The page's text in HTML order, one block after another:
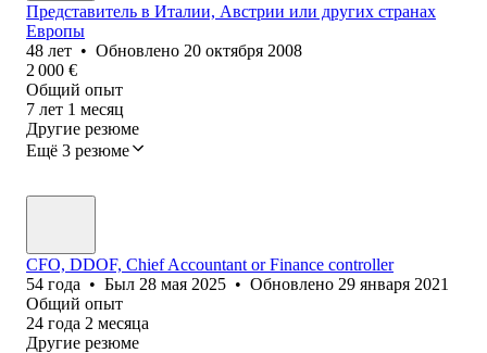
Представитель в Италии, Австрии или других странах
Европы
48 лет • Обновлено 20 октября 2008
2 000 €
Общий опыт
7 лет 1 месяц
Другие резюме
Ещё 3 резюме
CFO, DDOF, Chief Accountant or Finance controller
54 года • Был 28 мая 2025 • Обновлено 29 января 2021
Общий опыт
24 года 2 месяца
Другие резюме